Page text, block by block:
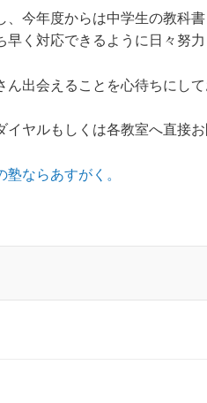
、今年度からは中学生の教科
く対応できるように日々努
ん出会えることを心待ちにし
ヤルもしくは各教室へ直接
ならあすがく。